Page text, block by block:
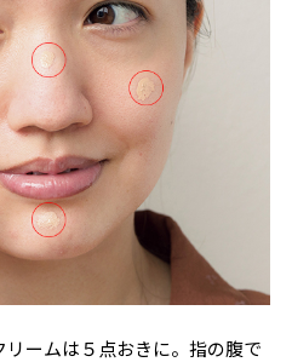
ームは５点おきに。指の腹で